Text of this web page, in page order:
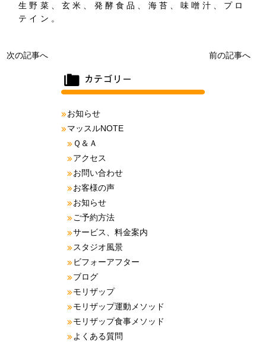
生野菜、玄米、発酵食品、海苔、味噌汁、プロ
テイン。
次の記事へ 前の記事へ
お知らせ
マッスルNOTE
Ｑ＆Ａ
アクセス
お問い合わせ
お客様の声
お知らせ
ご予約方法
サービス、料金案内
スタジオ風景
ビフォーアフター
ブログ
モリザップ
モリザップ運動メソッド
モリザップ食事メソッド
よくある質問